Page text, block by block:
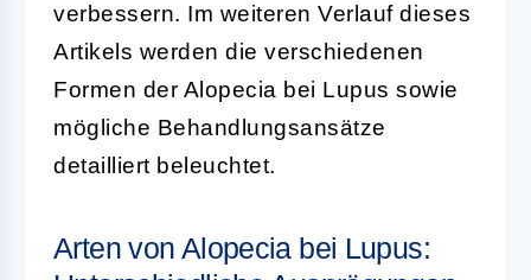
verbessern. Im weiteren Verlauf dieses
Artikels werden die verschiedenen
Formen der Alopecia bei Lupus sowie
mögliche Behandlungsansätze
detailliert beleuchtet.
Arten von Alopecia bei Lupus: